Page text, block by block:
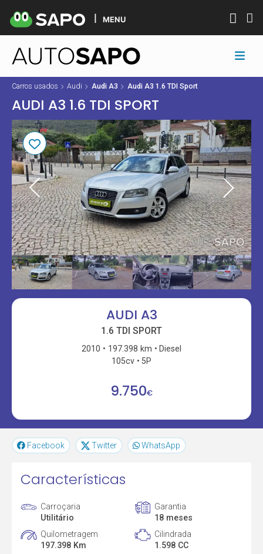
MENU
Carros usados Audi Audi A3 Audi A3 1.6 TDI Sport
AUDI A3 1.6 TDI SPORT
AUDI A3
1.6 TDI SPORT
2010 197.398 km
Diesel
105cv
5P
9.750€
Facebook Twitter WhatsApp
Características
Carroçaria
Utilitário
Garantia
18 meses
Quilometragem
197.398 Km
Cilindrada
1.598 CC